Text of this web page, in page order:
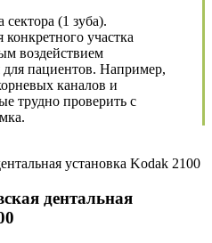
(1 зуба).
участка
воздействием
для пациентов. Например,
каналов и
трудно проверить с
дентальная